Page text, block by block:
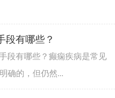
段有哪些？
段有哪些？癫痫疾病是常见
确的，但仍然...